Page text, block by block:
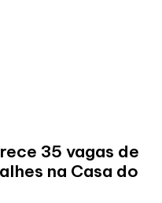
35 vagas de
na Casa do